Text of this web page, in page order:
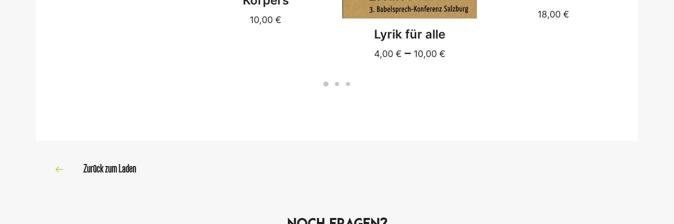
10,00 €
DETAILS
Lyrik für alle
4,00 € – 10,00 €
18,00 €
Zurück zum Laden